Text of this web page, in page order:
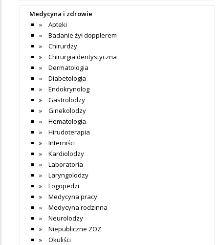
Medycyna i zdrowie
Apteki
Badanie żył dopplerem
Chirurdzy
Chirurgia dentystyczna
Dermatologia
Diabetologia
Endokrynolog
Gastrolodzy
Ginekolodzy
Hematologia
Hirudoterapia
Interniści
Kardiolodzy
Laboratoria
Laryngolodzy
Logopedzi
Medycyna pracy
Medycyna rodzinna
Neurolodzy
Niepubliczne ZOZ
Okuliści